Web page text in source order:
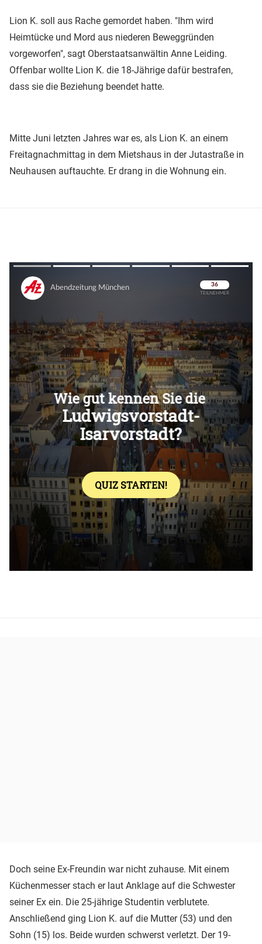
Lion K. soll aus Rache gemordet haben. "Ihm wird
Heimtücke und Mord aus niederen Beweggründen
vorgeworfen", sagt Oberstaatsanwältin Anne Leiding.
Offenbar wollte Lion K. die 18-Jährige dafür bestrafen,
dass sie die Beziehung beendet hatte.
Mitte Juni letzten Jahres war es, als Lion K. an einem
Freitagnachmittag in dem Mietshaus in der Jutastraße in
Neuhausen auftauchte. Er drang in die Wohnung ein.
Überspringen
Überspringen
Doch seine Ex-Freundin war nicht zuhause. Mit einem
Küchenmesser stach er laut Anklage auf die Schwester
seiner Ex ein. Die 25-jährige Studentin verblutete.
Anschließend ging Lion K. auf die Mutter (53) und den
Sohn (15) los. Beide wurden schwerst verletzt. Der 19-